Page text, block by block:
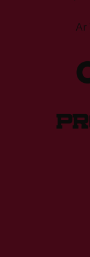
Ar